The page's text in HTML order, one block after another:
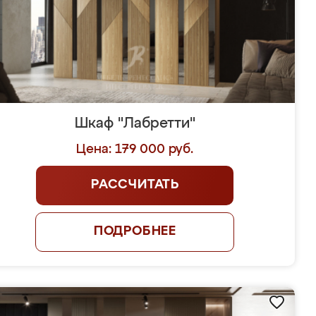
Шкаф "Лабретти"
Цена: 179 000 руб.
РАССЧИТАТЬ
ПОДРОБНЕЕ